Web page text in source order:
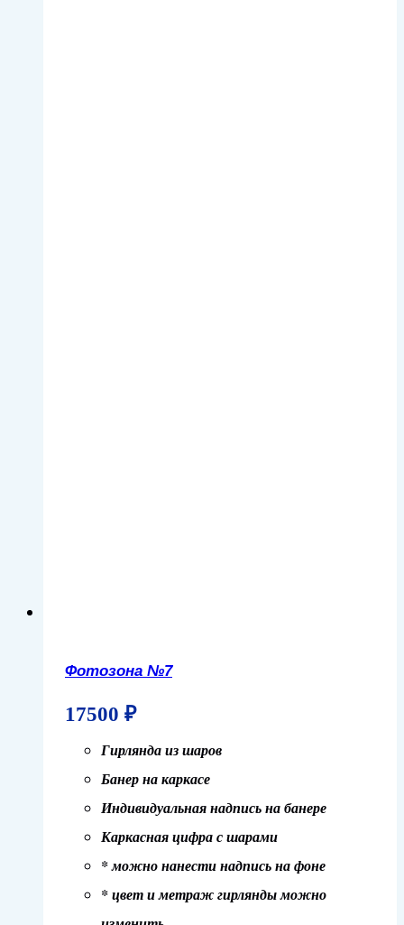
Фотозона №7
17500 ₽
Гирлянда из шаров
Банер на каркасе
Индивидуальная надпись на банере
Каркасная цифра с шарами
* можно нанести надпись на фоне
* цвет и метраж гирлянды можно